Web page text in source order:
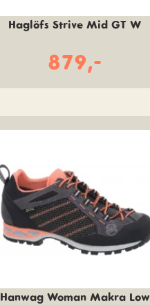
Haglöfs Strive Mid GT W
879,-
Hanwag Woman Makra Low